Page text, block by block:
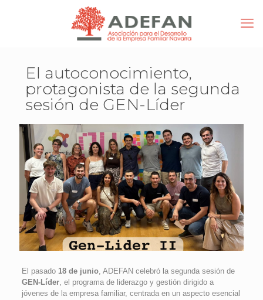
El autoconocimiento,
protagonista de la segunda
sesión de GEN-Líder
El pasado 18 de junio, ADEFAN celebró la segunda sesión de
GEN-Líder, el programa de liderazgo y gestión dirigido a
jóvenes de la empresa familiar, centrada en un aspecto esencial